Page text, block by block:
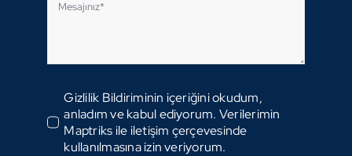
Gizlilik Bildiriminin içeriğini okudum,
anladım ve kabul ediyorum. Verilerimin
Maptriks ile iletişim çerçevesinde
kullanılmasına izin veriyorum.